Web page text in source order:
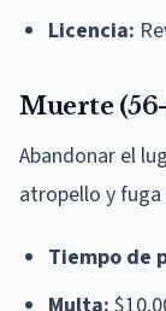
Licencia:
Muerte
Abandonar el
atropello y fuga
Tiempo de